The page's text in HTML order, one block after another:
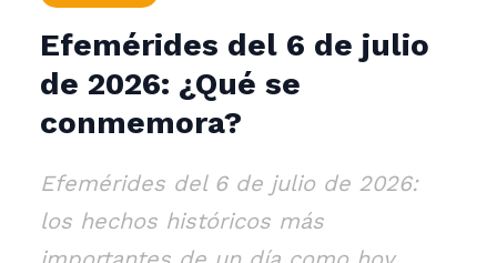
Efemérides del 6 de julio
de 2026: ¿Qué se
conmemora?
Efemérides del 6 de julio de 2026:
los hechos históricos más